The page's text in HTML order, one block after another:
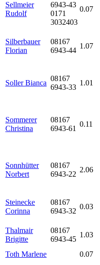
Sellmeier
Rudolf
6943-43
0171
3032403
0.07
Silberbauer
Florian
08167
6943-44
1.07
Soller Bianca
08167
6943-33
1.01
Sommerer
Christina
08167
6943-61
0.11
Sonnhütter
Norbert
08167
6943-22
2.06
Steinecke
Corinna
08167
6943-32
0.03
Thalmair
Brigitte
08167
6943-45
1.03
Toth Marlene
0.07